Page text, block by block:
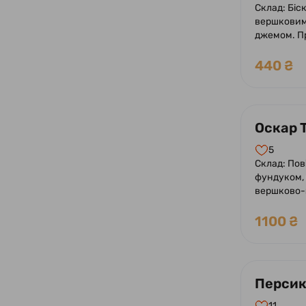
Склад:
джемом.
440 ₴
Оскар
5
Склад:
фундуком,
та какао.
1100 ₴